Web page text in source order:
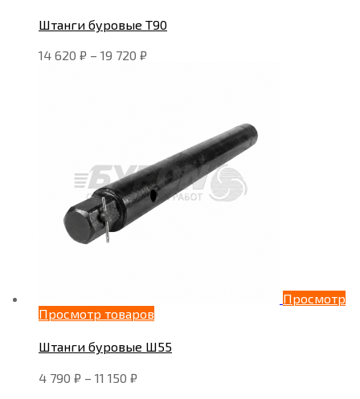
Штанги буровые Т90
14 620 ₽ – 19 720 ₽
Просмотр
Просмотр товаров
Штанги буровые Ш55
4 790 ₽ – 11 150 ₽